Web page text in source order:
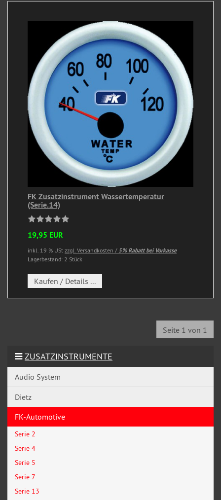
FK Zusatzinstrument Wassertemperatur
(Serie.14)
19,95 EUR
inkl. 19 % USt zzgl. Versandkosten / 5% Rabatt bei Vorkasse
Lagerbestand: 2 Stück
Kaufen / Details ...
Seite 1 von 1
ZUSATZINSTRUMENTE
Audio System
Dietz
FK-Automotive
Serie 2
Serie 4
Serie 5
Serie 7
Serie 13